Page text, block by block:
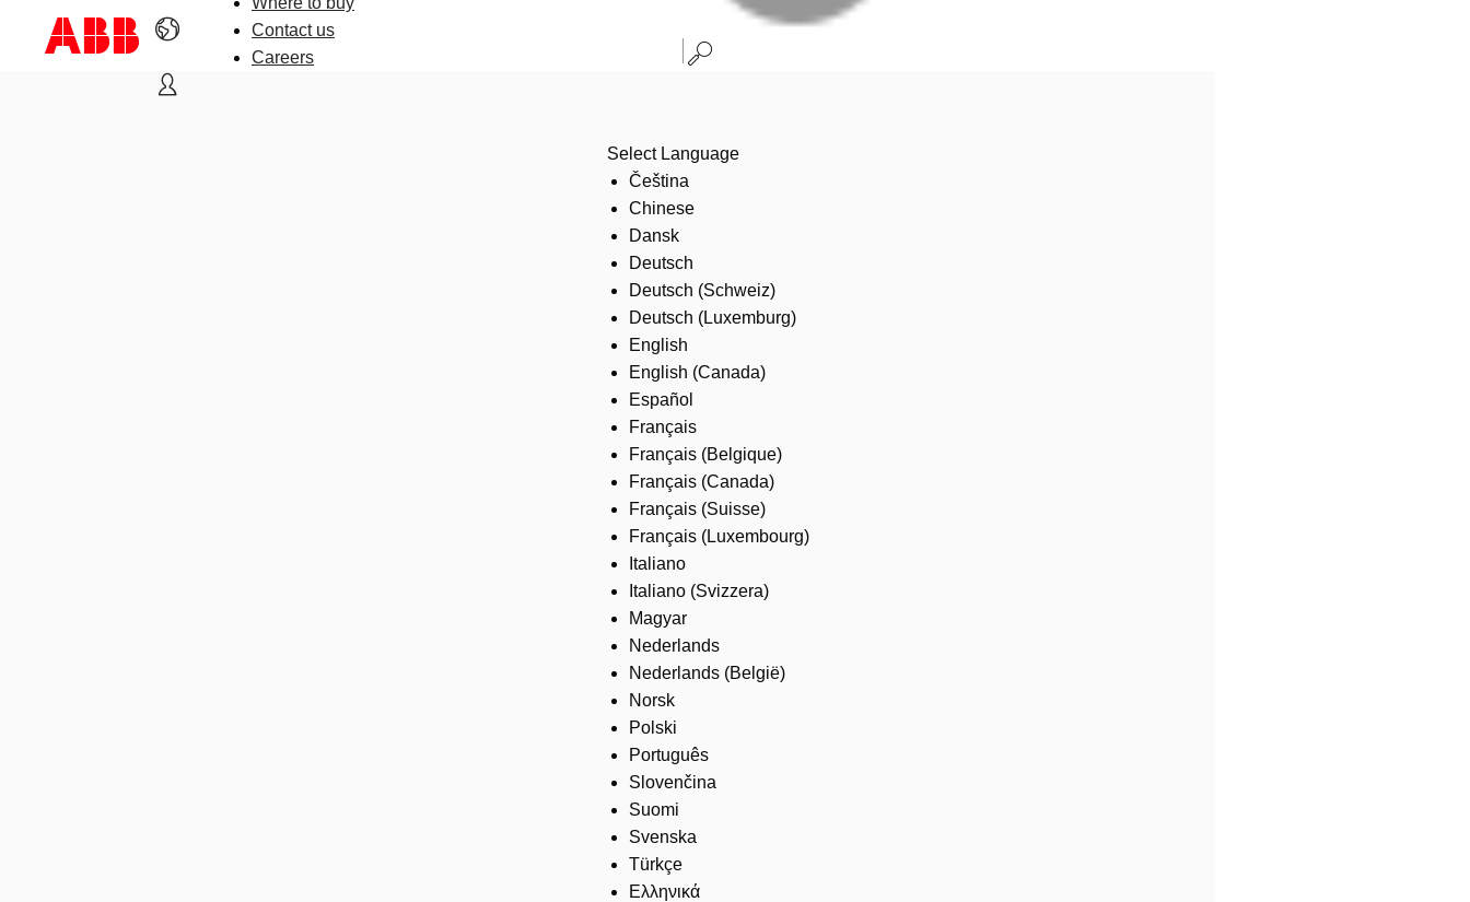
Contact us
Careers
Select Language
Čeština
Chinese
Dansk
Deutsch
Deutsch (Schweiz)
Deutsch (Luxemburg)
English
English (Canada)
Español
Français
Français (Belgique)
Français (Canada)
Français (Suisse)
Français (Luxembourg)
Italiano
Italiano (Svizzera)
Magyar
Nederlands
Nederlands (België)
Norsk
Polski
Português
Slovenčina
Suomi
Svenska
Türkçe
Ελληνικά